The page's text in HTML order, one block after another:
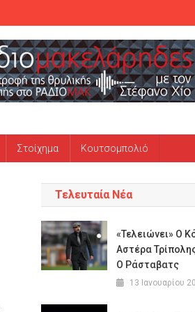
Στοίχημα Κουτσομπολιό
Τελευταία Νέα
«Τελειώνει» Ο
Αστέρα
Ο Ράσταβατς
13 Ιανουαρίου